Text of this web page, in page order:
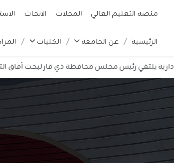
منصة التعليم العالي المجلات الابحاث
الرئيسية عن الجامعة الكليات
رئيس مجلس محافظة ذي قار لبحث آفاق التعاون